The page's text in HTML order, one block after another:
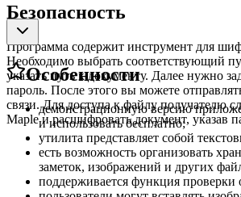
Безопасность
Программа содержит инструмент для
Необходимо выбрать соответствующий
указать путь к документу. Далее нужно
пароль. После этого вы можете
связи. Для доступа к файлу получателю
Maple и расшифровать документ, указав
Особенности
демонстрационную версию
и использовать бесплатно;
утилита представляет собой
есть возможность организовать
заметок, изображений и других
поддерживается функция проверки